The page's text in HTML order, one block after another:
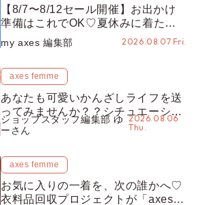
【8/7〜8/12セール開催】お出かけ
準備はこれでOK♡夏休みに着たい
コーデ25選をシーン別に徹底解説！
my axes 編集部 2026.08.07 Fri.
axes femme
あなたも可愛いかんざしライフを送
ってみませんか？？シチュエーショ
ン別“かんざし”のオススメ【ショッ
プスタッフ編集部】
ショップスタッフ編集部 ゆ
ーさん
2026.08.06
Thu.
axes femme
お気に入りの一着を、次の誰かへ♡
衣料品回収プロジェクトが「axes